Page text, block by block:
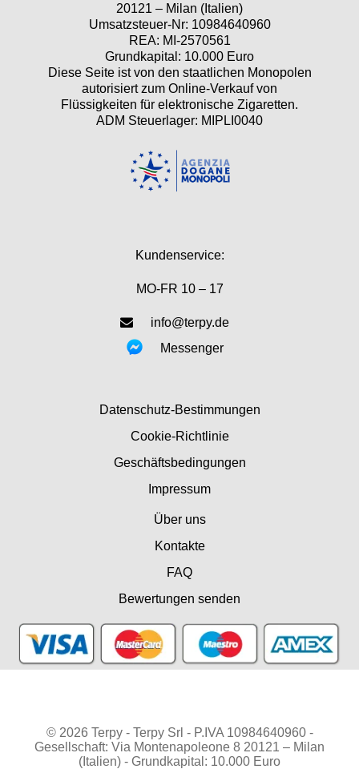
20121 – Milan (Italien)
Umsatzsteuer-Nr: 10984640960
REA: MI-2570561
Grundkapital: 10.000 Euro
Diese Seite ist von den staatlichen Monopolen
autorisiert zum Online-Verkauf von
Flüssigkeiten für elektronische Zigaretten.
ADM Steuerlager: MIPLI0040
Kundenservice:
MO-FR 10 – 17
info@terpy.de
Messenger
Datenschutz-Bestimmungen
Cookie-Richtlinie
Geschäftsbedingungen
Impressum
Über uns
Kontakte
FAQ
Bewertungen senden
© 2026 Terpy - Terpy Srl - P.IVA 10984640960 -
Gesellschaft: Via Montenapoleone 8 20121 – Milan
(Italien) - Grundkapital: 10.000 Euro